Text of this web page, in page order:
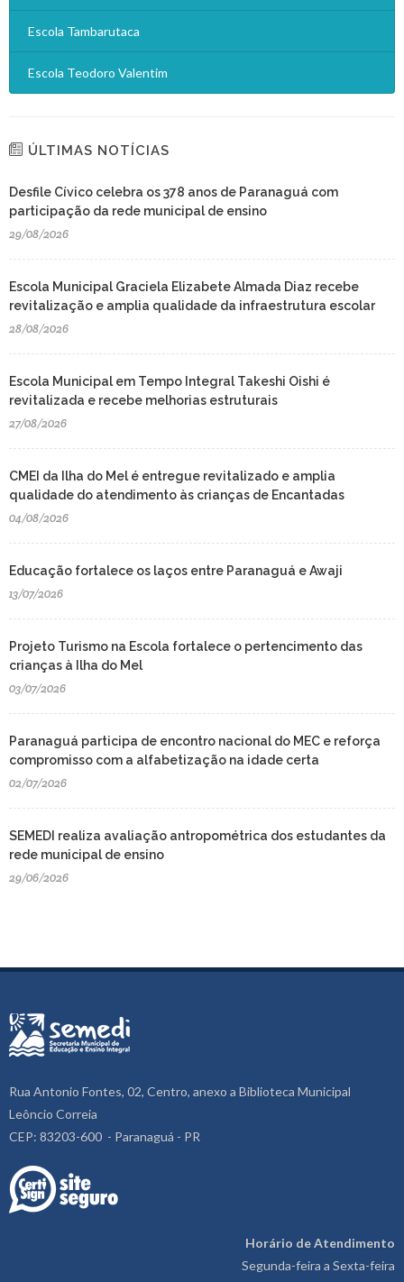
Escola Tambarutaca
Escola Teodoro Valentim
ÚLTIMAS NOTÍCIAS
Desfile Cívico celebra os 378 anos de Paranaguá com
participação da rede municipal de ensino
29/08/2026
Escola Municipal Graciela Elizabete Almada Diaz recebe
revitalização e amplia qualidade da infraestrutura escolar
28/08/2026
Escola Municipal em Tempo Integral Takeshi Oishi é
revitalizada e recebe melhorias estruturais
27/08/2026
CMEI da Ilha do Mel é entregue revitalizado e amplia
qualidade do atendimento às crianças de Encantadas
04/08/2026
Educação fortalece os laços entre Paranaguá e Awaji
13/07/2026
Projeto Turismo na Escola fortalece o pertencimento das
crianças à Ilha do Mel
03/07/2026
Paranaguá participa de encontro nacional do MEC e reforça
compromisso com a alfabetização na idade certa
02/07/2026
SEMEDI realiza avaliação antropométrica dos estudantes da
rede municipal de ensino
29/06/2026
Rua Antonio Fontes, 02, Centro, anexo a Biblioteca Municipal
Leôncio Correia
CEP: 83203-600 - Paranaguá - PR
Horário de Atendimento
Segunda-feira a Sexta-feira